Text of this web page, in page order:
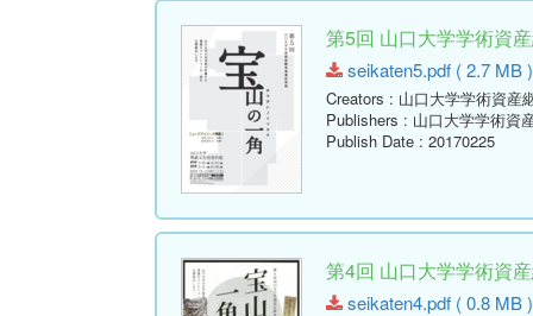
第5回 山口大学学術資
seikaten5.pdf ( 2.7 MB )
Creators : 山口大学学術資産
Publishers : 山口大学学術資
Publish Date : 20170225
第4回 山口大学学術資
seikaten4.pdf ( 0.8 MB )